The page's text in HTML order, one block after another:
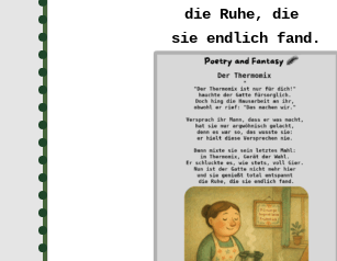
die Ruhe, die